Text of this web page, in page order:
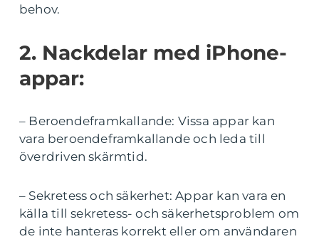
behov.
2. Nackdelar med iPhone-
appar:
– Beroendeframkallande: Vissa appar kan
vara beroendeframkallande och leda till
överdriven skärmtid.
– Sekretess och säkerhet: Appar kan vara en
källa till sekretess- och säkerhetsproblem om
de inte hanteras korrekt eller om användaren